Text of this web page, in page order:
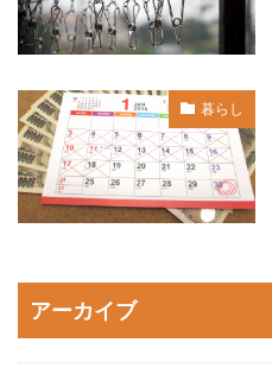
暮らし
アーカイブ